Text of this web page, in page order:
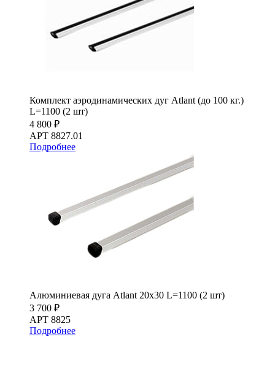
Комплект аэродинамических дуг Atlant (до 100 кг.)
L=1100 (2 шт)
4 800 ₽
АРТ 8827.01
Подробнее
Алюминиевая дуга Atlant 20х30 L=1100 (2 шт)
3 700 ₽
АРТ 8825
Подробнее